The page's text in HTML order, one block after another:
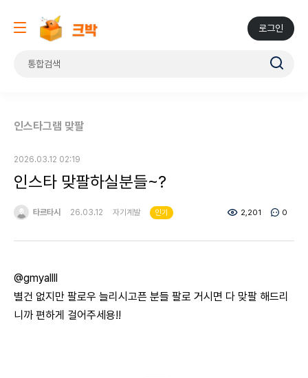
로그인
인스타그램 맞팔
2026.03.12 02:19
인스타 맞팔하실분들~?
타르타시 26.03.12 자기계발 인기 2,201 0
@gmyallll
별건 없지만 팔로우 늘리시고픈 분들 팔로 거시면 다 맞팔 해드리
니까 편하게 걸어주세용!!